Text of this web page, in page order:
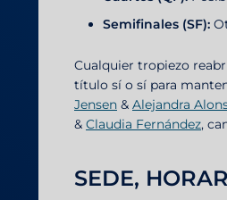
Semifinales (SF):
Cualquier tropiezo
título sí o sí para
Jensen & Alejandra
& Claudia Fernández,
SEDE,